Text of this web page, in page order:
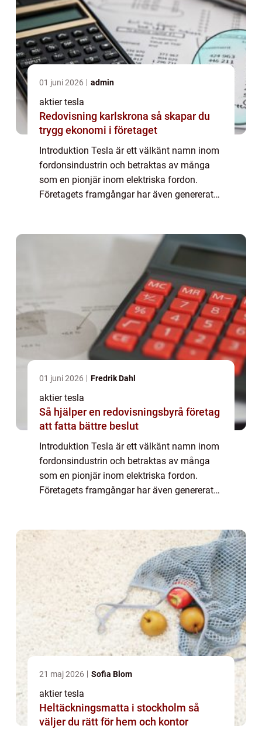
01 juni 2026 admin
aktier tesla
Redovisning karlskrona så skapar du
trygg ekonomi i företaget
Introduktion Tesla är ett välkänt namn inom
fordonsindustrin och betraktas av många
som en pionjär inom elektriska fordon.
Företagets framgångar har även genererat
01 juni 2026 Fredrik Dahl
aktier tesla
Så hjälper en redovisningsbyrå företag
att fatta bättre beslut
Introduktion Tesla är ett välkänt namn inom
fordonsindustrin och betraktas av många
som en pionjär inom elektriska fordon.
Företagets framgångar har även genererat
21 maj 2026 Sofia Blom
aktier tesla
Heltäckningsmatta i stockholm så
väljer du rätt för hem och kontor